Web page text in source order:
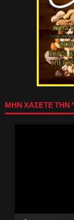
ΜΗΝ ΧΑΣΕΤΕ ΤΗΝ